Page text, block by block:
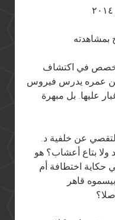
في اكتشاف
عمره يدرس فيروس
عليها. بل مبهرة
عن خلفية د.
ولا بتاع أعشاب؟ هو
اختطافة أم
قاهر